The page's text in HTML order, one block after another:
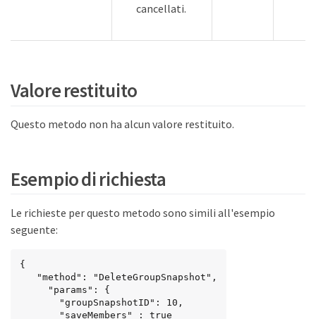
cancellati.
Valore restituito
Questo metodo non ha alcun valore restituito.
Esempio di richiesta
Le richieste per questo metodo sono simili all'esempio
seguente:
{